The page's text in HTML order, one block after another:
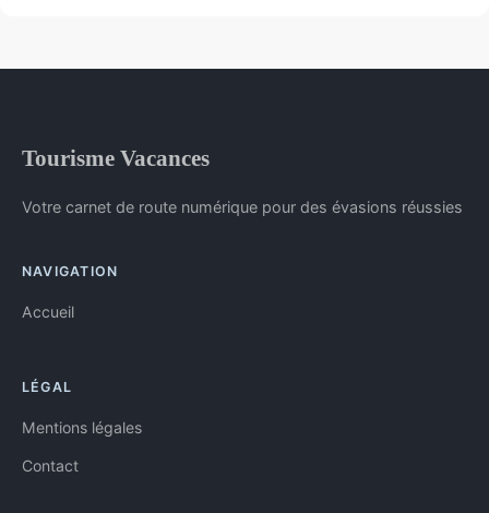
Tourisme Vacances
Votre carnet de route numérique pour des évasions réussies
NAVIGATION
Accueil
LÉGAL
Mentions légales
Contact